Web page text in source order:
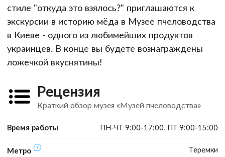
стиле "откуда это взялось?" приглашаются к
экскурсии в историю мёда в Музее пчеловодства
в Киеве - одного из любимейших продуктов
украинцев. В конце вы будете вознаграждены
ложечкой вкуснятины!
Рецензия
Краткий обзор музея «Музей пчеловодства»
Время работы ПН-ЧТ 9:00-17:00, ПТ 9:00-15:00
Метро Теремки